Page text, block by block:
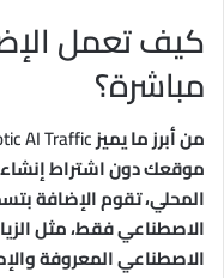
كيف تعمل
مباشرة؟
من أبرز ما يميزAI Traffic
المحلي، تقوم الإضافة
الاصطناعي فقط، مثل
الاصطناعي المعروفة